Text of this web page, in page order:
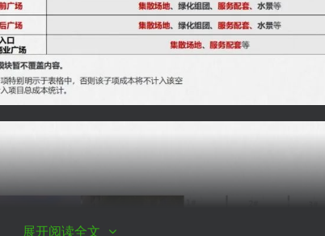
展开阅读全文